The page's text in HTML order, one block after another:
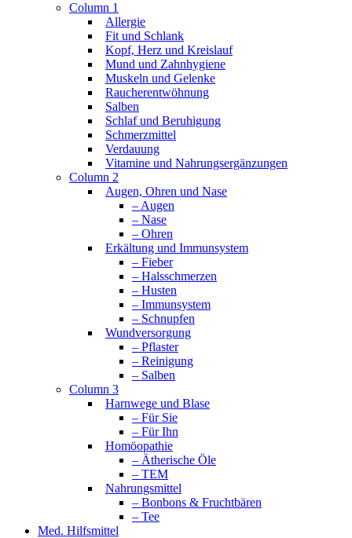
Column 1
Allergie
Fit und Schlank
Kopf, Herz und Kreislauf
Mund und Zahnhygiene
Muskeln und Gelenke
Raucherentwöhnung
Salben
Schlaf und Beruhigung
Schmerzmittel
Verdauung
Vitamine und Nahrungsergänzungen
Column 2
Augen, Ohren und Nase
– Augen
– Nase
– Ohren
Erkältung und Immunsystem
– Fieber
– Halsschmerzen
– Husten
– Immunsystem
– Schnupfen
Wundversorgung
– Pflaster
– Reinigung
– Salben
Column 3
Harnwege und Blase
– Für Sie
– Für Ihn
Homöopathie
– Ätherische Öle
– TEM
Nahrungsmittel
– Bonbons & Fruchtbären
– Tee
Med. Hilfsmittel